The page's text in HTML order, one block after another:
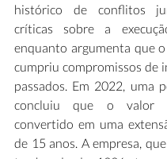
histórico de conflitos
críticas sobre a
enquanto argumenta que
cumpriu compromissos de
passados. Em 2022, uma
concluiu que o valor
convertido em uma
de 15 anos. A empresa,